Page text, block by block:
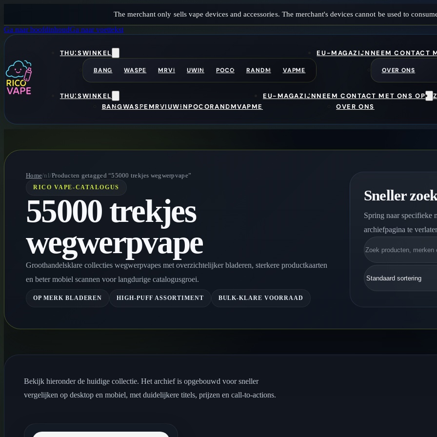
The merchant only sells vape devices and accessories. The merchant's devices cannot be used to
Ga naar hoofdinhoudGa naar voettekst
THUISWINKEL
BANG WASPE MRVI UWIN POCO RANDM VAPME
EU-MAGAZIJNNEEM CONTACT
OVER ONS
THUISWINKEL
BANGWASPEMRVIUWINPOCORANDMVAPME
EU-MAGAZIJNNEEM CONTACT MET ONS OP
OVER ONS
Home/nl/Producten getagged “55000 trekjes wegwerpvape”
RICO VAPE-CATALOGUS
55000 trekjes
wegwerpvape
Groothandelsklare collecties wegwerpvapes met overzichtelijker bladeren, sterkere productkaarten
en beter mobiel scannen voor langdurige catalogusgroei.
OP MERK BLADEREN HIGH-PUFF ASSORTIMENT BULK-KLARE VOORRAAD
Sneller
Spring naar specifieke
archiefpagina te
Zoeken
Bekijk hieronder de huidige collectie. Het archief is opgebouwd voor sneller
vergelijken op desktop en mobiel, met duidelijkere titels, prijzen en call-to-actions.